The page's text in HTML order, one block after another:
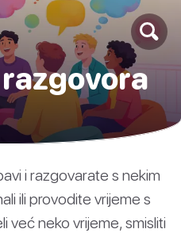
i razgovarate s nekim
ili provodite vrijeme s
već neko vrijeme, smisliti